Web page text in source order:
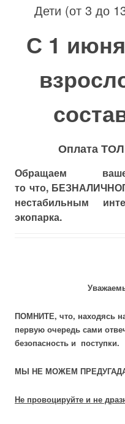
Дети (от 3 до
С 1
Оплата
Обращаем
то что,
нестабильным
экопарка.
ПОМНИТЕ, что, находясь
первую очередь сами
безопасность и поступки.
МЫ НЕ МОЖЕМ
Не провоцируйте и не